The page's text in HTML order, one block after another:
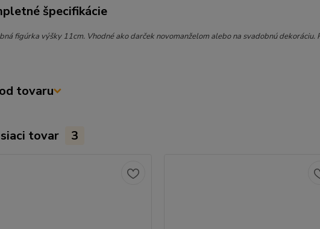
špecifikácie
figúrka výšky 11cm. Vhodné ako darček novomanželom alebo na svadobnú dekoráciu.
tovaru
tovar 3